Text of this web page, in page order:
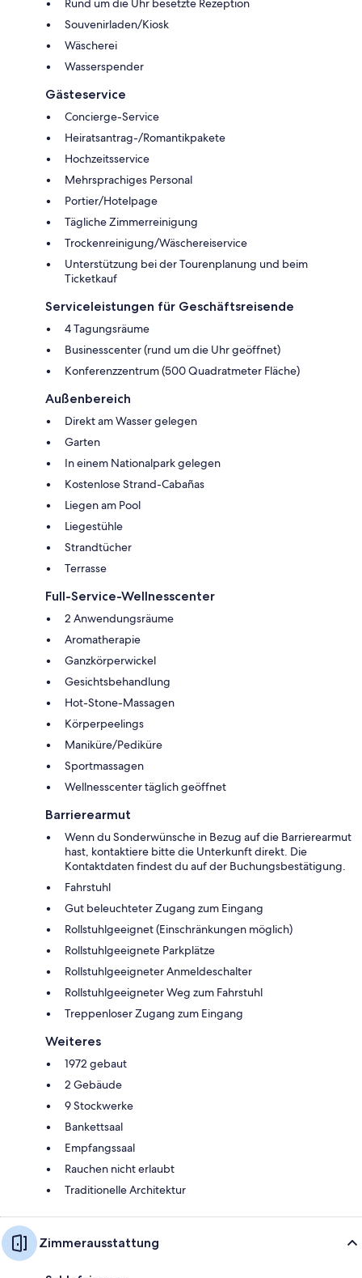
Souvenirladen/Kiosk
Wäscherei
Wasserspender
Gästeservice
Concierge-Service
Heiratsantrag-/Romantikpakete
Hochzeitsservice
Mehrsprachiges Personal
Portier/Hotelpage
Tägliche Zimmerreinigung
Trockenreinigung/Wäschereiservice
Unterstützung bei der Tourenplanung und beim
Ticketkauf
Serviceleistungen für Geschäftsreisende
4 Tagungsräume
Businesscenter (rund um die Uhr geöffnet)
Konferenzzentrum (500 Quadratmeter Fläche)
Außenbereich
Direkt am Wasser gelegen
Garten
In einem Nationalpark gelegen
Kostenlose Strand-Cabañas
Liegen am Pool
Liegestühle
Strandtücher
Terrasse
Full-Service-Wellnesscenter
2 Anwendungsräume
Aromatherapie
Ganzkörperwickel
Gesichtsbehandlung
Hot-Stone-Massagen
Körperpeelings
Maniküre/Pediküre
Sportmassagen
Wellnesscenter täglich geöffnet
Barrierearmut
Wenn du Sonderwünsche in Bezug auf die Barrierearmut
hast, kontaktiere bitte die Unterkunft direkt. Die
Kontaktdaten findest du auf der Buchungsbestätigung.
Fahrstuhl
Gut beleuchteter Zugang zum Eingang
Rollstuhlgeeignet (Einschränkungen möglich)
Rollstuhlgeeignete Parkplätze
Rollstuhlgeeigneter Anmeldeschalter
Rollstuhlgeeigneter Weg zum Fahrstuhl
Treppenloser Zugang zum Eingang
Weiteres
1972 gebaut
2 Gebäude
9 Stockwerke
Bankettsaal
Empfangssaal
Rauchen nicht erlaubt
Traditionelle Architektur
Zimmerausstattung